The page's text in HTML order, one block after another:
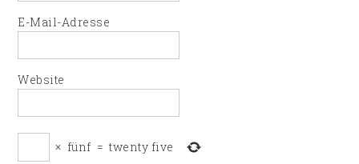
E-Mail-Adresse
Website
× fünf = twenty five